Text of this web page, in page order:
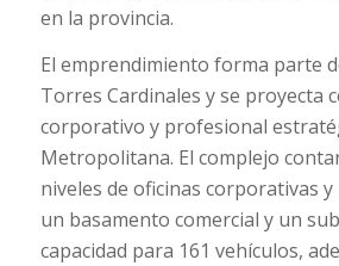
en la provincia.
El emprendimiento forma parte
Torres Cardinales y se proyecta
corporativo y profesional
Metropolitana. El complejo
niveles de oficinas corporativas
un basamento comercial y un
capacidad para 161 vehículos,